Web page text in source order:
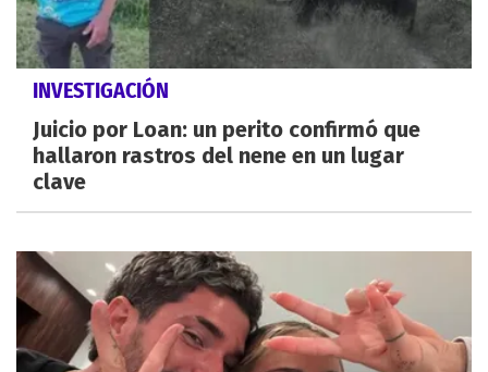
INVESTIGACIÓN
Juicio por Loan: un perito confirmó que
hallaron rastros del nene en un lugar
clave